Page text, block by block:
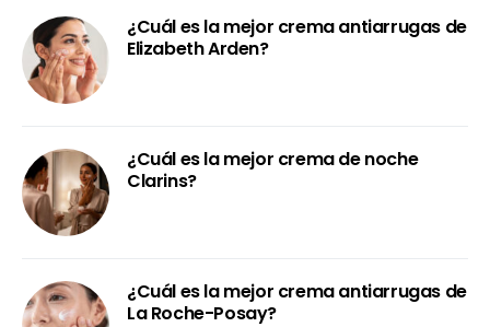
¿Cuál es la mejor crema antiarrugas de
Elizabeth Arden?
¿Cuál es la mejor crema de noche
Clarins?
¿Cuál es la mejor crema antiarrugas de
La Roche-Posay?